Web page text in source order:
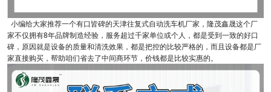
小编给大家推荐一个有口皆碑的天津往复式自动洗车机厂家，隆茂鑫晟这个厂
家不仅拥有8年品牌制造经验，服务超过千家单位或个人，都是受到一致的好口
碑，原因就是设备的质量和清洗效果，都是把控的比较严格的，而且设备都是厂
家直接购买，帮助咱们省去了中间商环节，价钱都是比较实惠的。